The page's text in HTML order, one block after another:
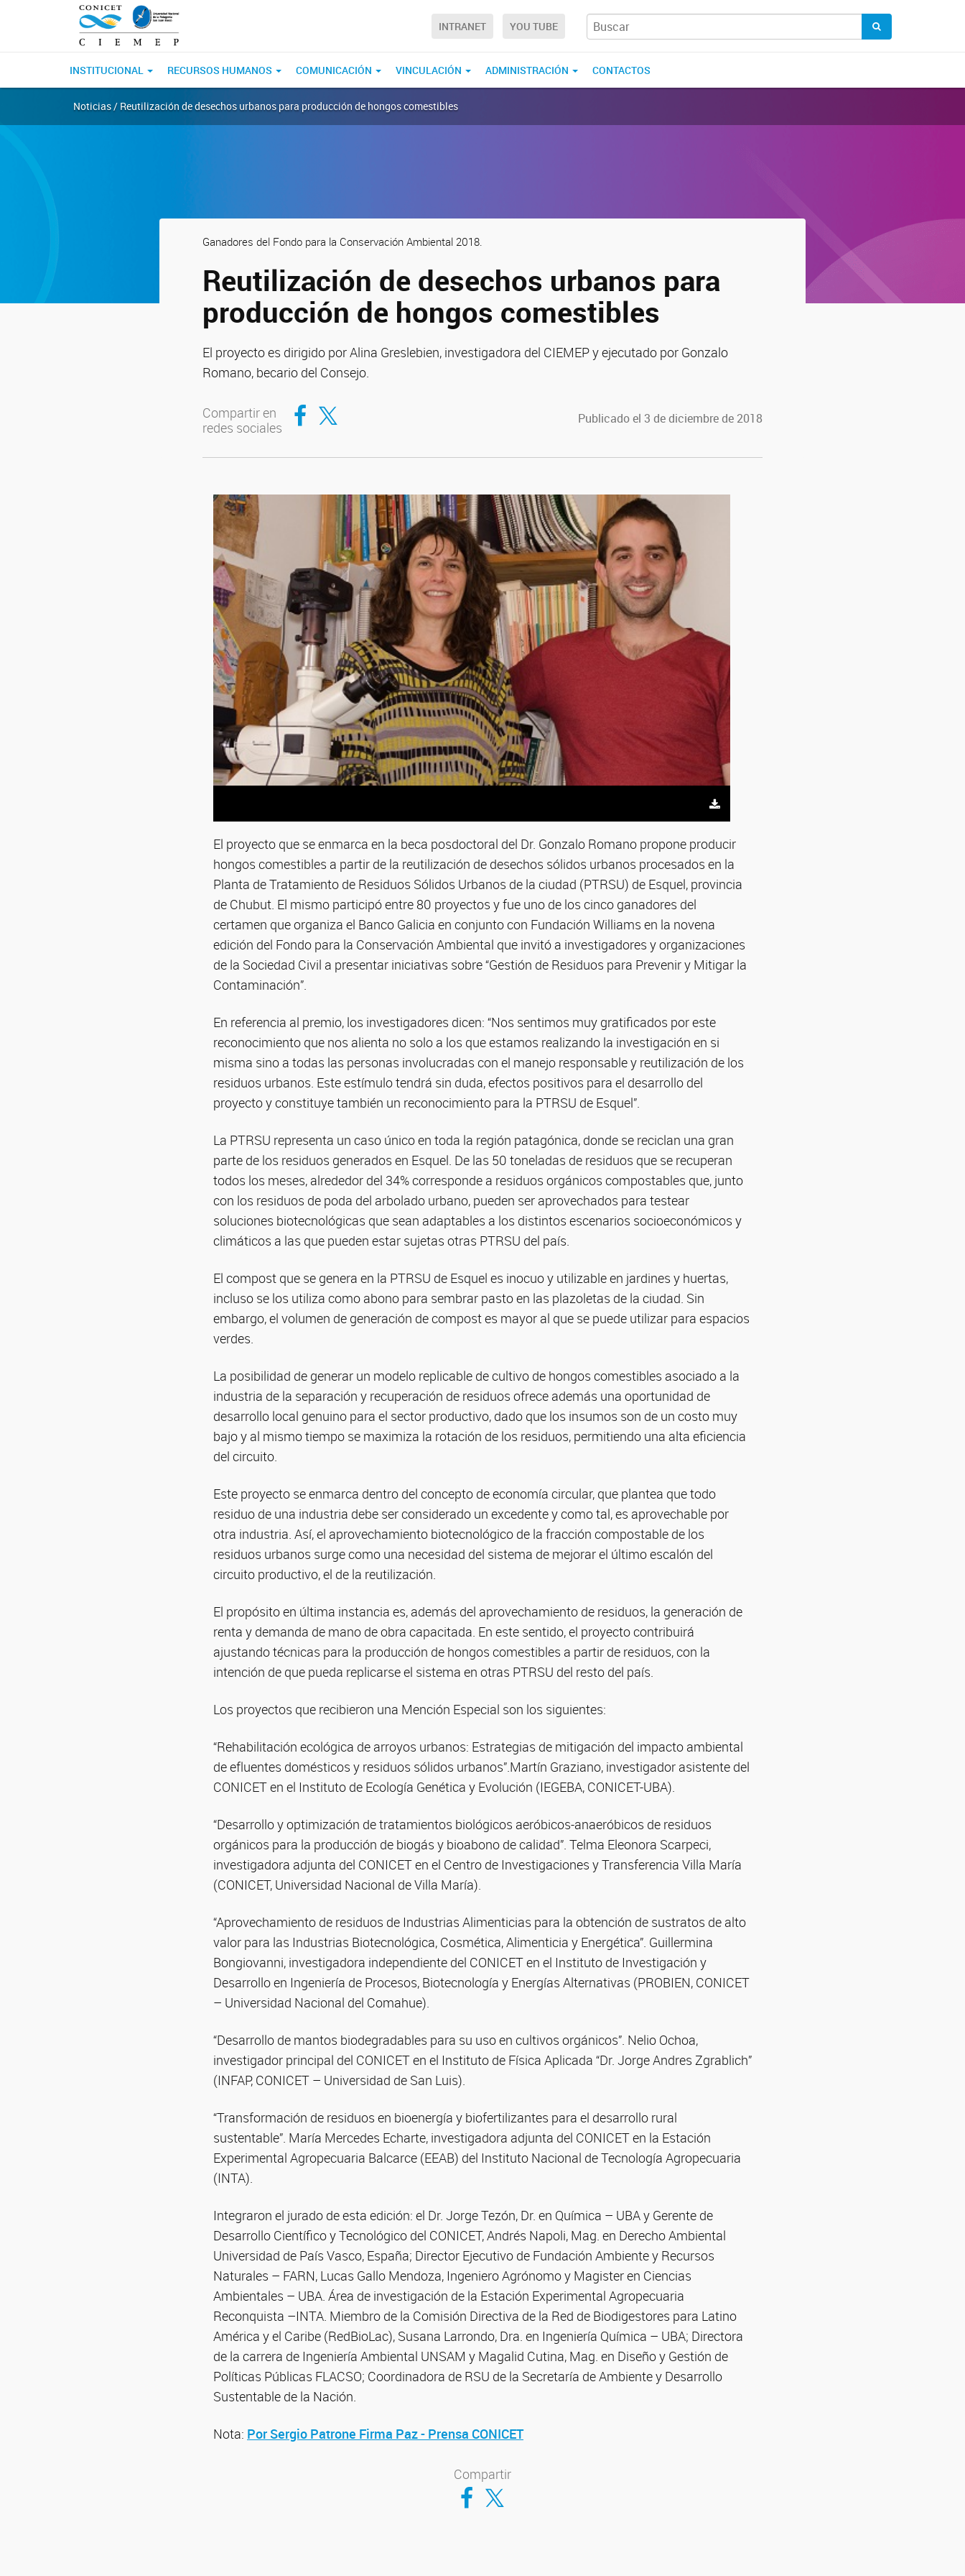
INTRANET YOU TUBE
INSTITUCIONAL RECURSOS HUMANOS COMUNICACIÓN VINCULACIÓN ADMINISTRACIÓN CONTACTOS
Noticias / Reutilización de desechos urbanos para producción de hongos comestibles
Ganadores del Fondo para la Conservación Ambiental 2018.
Reutilización de desechos urbanos para
producción de hongos comestibles
El proyecto es dirigido por Alina Greslebien, investigadora del CIEMEP y ejecutado por Gonzalo
Romano, becario del Consejo.
Compartir en
redes sociales
Compartir en Facebook
Compartir en Twitter Publicado el 3 de diciembre de 2018
El proyecto que se enmarca en la beca posdoctoral del Dr. Gonzalo Romano propone producir
hongos comestibles a partir de la reutilización de desechos sólidos urbanos procesados en la
Planta de Tratamiento de Residuos Sólidos Urbanos de la ciudad (PTRSU) de Esquel, provincia
de Chubut. El mismo participó entre 80 proyectos y fue uno de los cinco ganadores del
certamen que organiza el Banco Galicia en conjunto con Fundación Williams en la novena
edición del Fondo para la Conservación Ambiental que invitó a investigadores y organizaciones
de la Sociedad Civil a presentar iniciativas sobre “Gestión de Residuos para Prevenir y Mitigar la
Contaminación”.
En referencia al premio, los investigadores dicen: “Nos sentimos muy gratificados por este
reconocimiento que nos alienta no solo a los que estamos realizando la investigación en si
misma sino a todas las personas involucradas con el manejo responsable y reutilización de los
residuos urbanos. Este estímulo tendrá sin duda, efectos positivos para el desarrollo del
proyecto y constituye también un reconocimiento para la PTRSU de Esquel”.
La PTRSU representa un caso único en toda la región patagónica, donde se reciclan una gran
parte de los residuos generados en Esquel. De las 50 toneladas de residuos que se recuperan
todos los meses, alrededor del 34% corresponde a residuos orgánicos compostables que, junto
con los residuos de poda del arbolado urbano, pueden ser aprovechados para testear
soluciones biotecnológicas que sean adaptables a los distintos escenarios socioeconómicos y
climáticos a las que pueden estar sujetas otras PTRSU del país.
El compost que se genera en la PTRSU de Esquel es inocuo y utilizable en jardines y huertas,
incluso se los utiliza como abono para sembrar pasto en las plazoletas de la ciudad. Sin
embargo, el volumen de generación de compost es mayor al que se puede utilizar para espacios
verdes.
La posibilidad de generar un modelo replicable de cultivo de hongos comestibles asociado a la
industria de la separación y recuperación de residuos ofrece además una oportunidad de
desarrollo local genuino para el sector productivo, dado que los insumos son de un costo muy
bajo y al mismo tiempo se maximiza la rotación de los residuos, permitiendo una alta eficiencia
del circuito.
Este proyecto se enmarca dentro del concepto de economía circular, que plantea que todo
residuo de una industria debe ser considerado un excedente y como tal, es aprovechable por
otra industria. Así, el aprovechamiento biotecnológico de la fracción compostable de los
residuos urbanos surge como una necesidad del sistema de mejorar el último escalón del
circuito productivo, el de la reutilización.
El propósito en última instancia es, además del aprovechamiento de residuos, la generación de
renta y demanda de mano de obra capacitada. En este sentido, el proyecto contribuirá
ajustando técnicas para la producción de hongos comestibles a partir de residuos, con la
intención de que pueda replicarse el sistema en otras PTRSU del resto del país.
Los proyectos que recibieron una Mención Especial son los siguientes:
“Rehabilitación ecológica de arroyos urbanos: Estrategias de mitigación del impacto ambiental
de efluentes domésticos y residuos sólidos urbanos”.Martín Graziano, investigador asistente del
CONICET en el Instituto de Ecología Genética y Evolución (IEGEBA, CONICET-UBA).
“Desarrollo y optimización de tratamientos biológicos aeróbicos-anaeróbicos de residuos
orgánicos para la producción de biogás y bioabono de calidad”. Telma Eleonora Scarpeci,
investigadora adjunta del CONICET en el Centro de Investigaciones y Transferencia Villa María
(CONICET, Universidad Nacional de Villa María).
“Aprovechamiento de residuos de Industrias Alimenticias para la obtención de sustratos de alto
valor para las Industrias Biotecnológica, Cosmética, Alimenticia y Energética”. Guillermina
Bongiovanni, investigadora independiente del CONICET en el Instituto de Investigación y
Desarrollo en Ingeniería de Procesos, Biotecnología y Energías Alternativas (PROBIEN, CONICET
– Universidad Nacional del Comahue).
“Desarrollo de mantos biodegradables para su uso en cultivos orgánicos”. Nelio Ochoa,
investigador principal del CONICET en el Instituto de Física Aplicada “Dr. Jorge Andres Zgrablich”
(INFAP, CONICET – Universidad de San Luis).
“Transformación de residuos en bioenergía y biofertilizantes para el desarrollo rural
sustentable”. María Mercedes Echarte, investigadora adjunta del CONICET en la Estación
Experimental Agropecuaria Balcarce (EEAB) del Instituto Nacional de Tecnología Agropecuaria
(INTA).
Integraron el jurado de esta edición: el Dr. Jorge Tezón, Dr. en Química – UBA y Gerente de
Desarrollo Científico y Tecnológico del CONICET, Andrés Napoli, Mag. en Derecho Ambiental
Universidad de País Vasco, España; Director Ejecutivo de Fundación Ambiente y Recursos
Naturales – FARN, Lucas Gallo Mendoza, Ingeniero Agrónomo y Magister en Ciencias
Ambientales – UBA. Área de investigación de la Estación Experimental Agropecuaria
Reconquista –INTA. Miembro de la Comisión Directiva de la Red de Biodigestores para Latino
América y el Caribe (RedBioLac), Susana Larrondo, Dra. en Ingeniería Química – UBA; Directora
de la carrera de Ingeniería Ambiental UNSAM y Magalid Cutina, Mag. en Diseño y Gestión de
Políticas Públicas FLACSO; Coordinadora de RSU de la Secretaría de Ambiente y Desarrollo
Sustentable de la Nación.
Nota: Por Sergio Patrone Firma Paz - Prensa CONICET
Compartir
Compartir en Facebook
Compartir en Twitter